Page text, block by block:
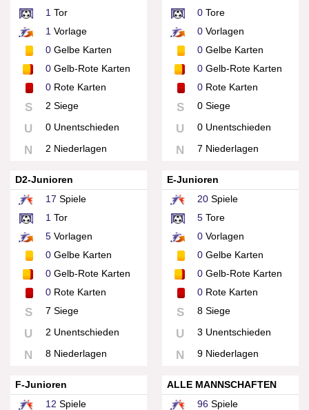
1 Tor
1 Vorlage
0 Gelbe Karten
0 Gelb-Rote Karten
0 Rote Karten
S 2 Siege
U 0 Unentschieden
N 2 Niederlagen
0Tore
0Vorlagen
0Gelbe Karten
0Gelb-Rote Karten
0Rote Karten
S 0 Siege
U 0 Unentschieden
N 7 Niederlagen
D2-Junioren
17 Spiele
1 Tor
5 Vorlagen
0 Gelbe Karten
0 Gelb-Rote Karten
0 Rote Karten
S 7 Siege
U 2 Unentschieden
N 8 Niederlagen
E-Junioren
20Spiele
5Tore
0Vorlagen
0Gelbe Karten
0Gelb-Rote Karten
0Rote Karten
S 8 Siege
U 3 Unentschieden
N 9 Niederlagen
F-Junioren
12 Spiele
ALLE MANNSCHAFTEN
96Spiele